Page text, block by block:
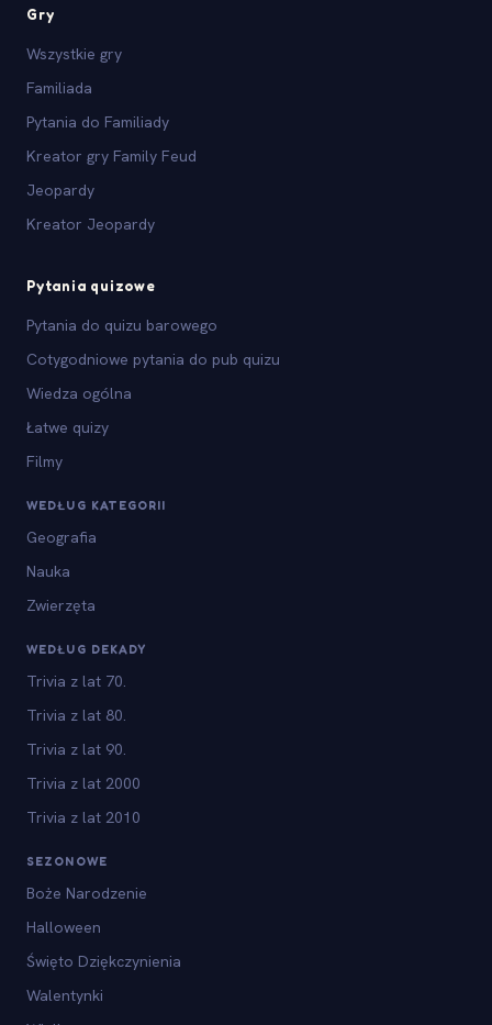
Gry
Wszystkie gry
Familiada
Pytania do Familiady
Kreator gry Family Feud
Jeopardy
Kreator Jeopardy
Pytania quizowe
Pytania do quizu barowego
Cotygodniowe pytania do pub quizu
Wiedza ogólna
Łatwe quizy
Filmy
WEDŁUG KATEGORII
Geografia
Nauka
Zwierzęta
WEDŁUG DEKADY
Trivia z lat 70.
Trivia z lat 80.
Trivia z lat 90.
Trivia z lat 2000
Trivia z lat 2010
SEZONOWE
Boże Narodzenie
Halloween
Święto Dziękczynienia
Walentynki